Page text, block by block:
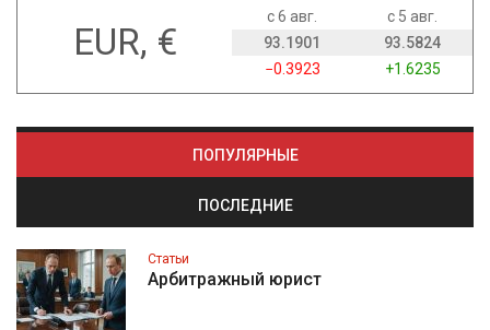
EUR, €
с 6 авг.
с 5 авг.
93.1901
93.5824
−0.3923
+1.6235
ПОПУЛЯРНЫЕ
ПОСЛЕДНИЕ
Статьи
Арбитражный юрист